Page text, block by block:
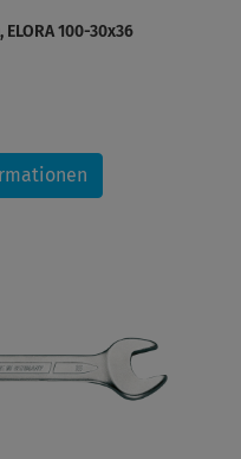
100-30x36